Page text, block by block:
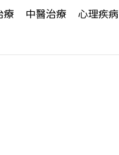
療 中醫治療 心理疾病